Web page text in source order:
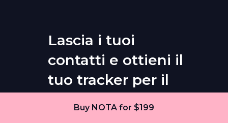
Lascia i tuoi
contatti e ottieni il
tuo tracker per il
monitoraggio
Buy NOTA for $199